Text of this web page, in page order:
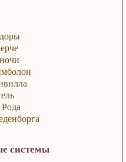
системы